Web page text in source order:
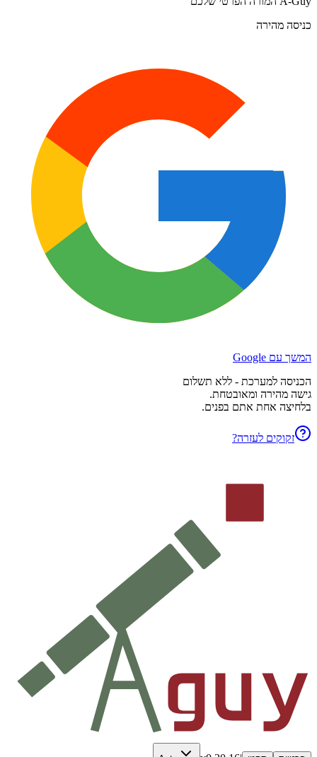
כניסה מהירה
המשך עם Google
הכניסה למערכת - ללא תשלום
גישה מהירה ומאובטחת.
בלחיצה אחת אתם בפנים.
זקוקים לעזרה?